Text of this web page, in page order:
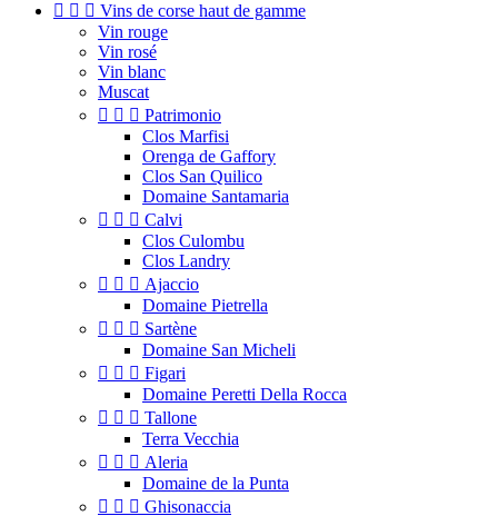
   Vins de corse haut de gamme
Vin rouge
Vin rosé
Vin blanc
Muscat
   Patrimonio
Clos Marfisi
Orenga de Gaffory
Clos San Quilico
Domaine Santamaria
   Calvi
Clos Culombu
Clos Landry
   Ajaccio
Domaine Pietrella
   Sartène
Domaine San Micheli
   Figari
Domaine Peretti Della Rocca
   Tallone
Terra Vecchia
   Aleria
Domaine de la Punta
   Ghisonaccia